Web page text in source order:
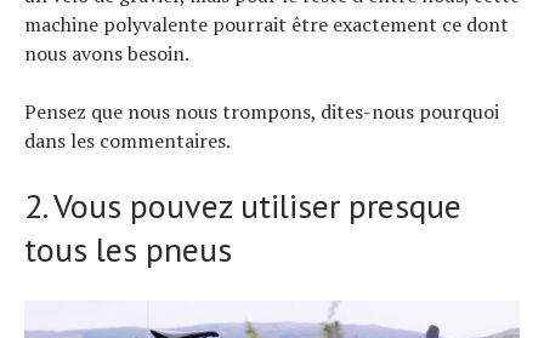
machine polyvalente pourrait être exactement ce dont
nous avons besoin.
Pensez que nous nous trompons, dites-nous pourquoi
dans les commentaires.
2. Vous pouvez utiliser presque
tous les pneus